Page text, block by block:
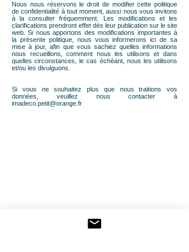
Nous nous réservons le droit de modifier cette politique
de confidentialité à tout moment, aussi nous vous invitons
à la consulter fréquemment. Les modifications et les
clarifications prendront effet dès leur publication sur le site
web. Si nous apportons des modifications importantes à
la présente politique, nous vous informerons ici de sa
mise à jour, afin que vous sachiez quelles informations
nous recueillons, comment nous les utilisons et dans
quelles circonstances, le cas échéant, nous les utilisons
et/ou les divulguons.
Si vous ne souhaitez plus que nous traitions vos
données, veuillez nous contacter à
imadeco.petit@orange.fr